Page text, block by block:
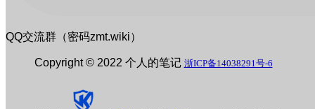
QQ交流群（密码zmt.wiki）
Copyright © 2022 个人的笔记 浙ICP备14038291号-6